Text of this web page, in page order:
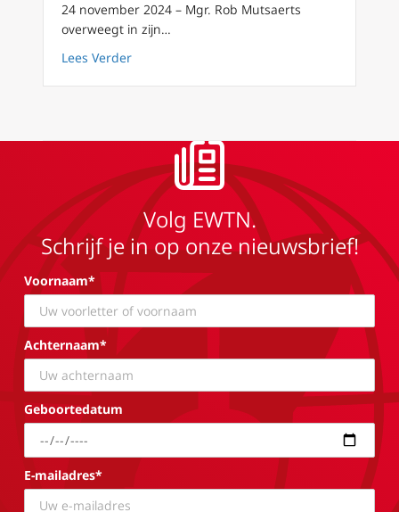
24 november 2024 – Mgr. Rob Mutsaerts
overweegt in zijn…
Lees Verderabout Podcast 197 Christus Koning:
Volg EWTN.
Schrijf je in op onze nieuwsbrief!
Voornaam*
Achternaam*
Geboortedatum
E-mailadres*